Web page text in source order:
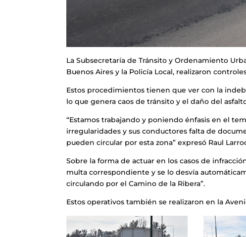
La Subsecretaría de Tránsito y Ordenamiento
Buenos Aires y la Policía Local, realizaron
Estos procedimientos tienen que ver con la
lo que genera caos de tránsito y el daño del
“Estamos trabajando y poniendo énfasis en el
irregularidades y sus conductores falta de
pueden circular por esta zona” expresó Raul
Sobre la forma de actuar en los casos de
multa correspondiente y se lo desvía
circulando por el Camino de la Ribera”.
Estos operativos también se realizaron en la